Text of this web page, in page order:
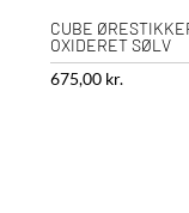
CUBE
OXIDERET SØLV
675,00 kr.